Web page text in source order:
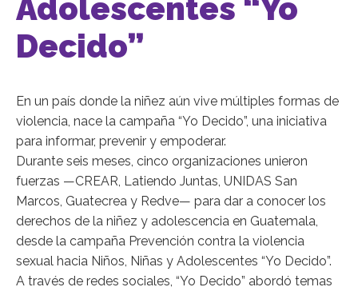
Adolescentes “Yo
Decido”
En un país donde la niñez aún vive múltiples formas de
violencia, nace la campaña “Yo Decido”, una iniciativa
para informar, prevenir y empoderar.
Durante seis meses, cinco organizaciones unieron
fuerzas —CREAR, Latiendo Juntas, UNIDAS San
Marcos, Guatecrea y Redve— para dar a conocer los
derechos de la niñez y adolescencia en Guatemala,
desde la campaña Prevención contra la violencia
sexual hacia Niños, Niñas y Adolescentes “Yo Decido”.
A través de redes sociales, “Yo Decido” abordó temas